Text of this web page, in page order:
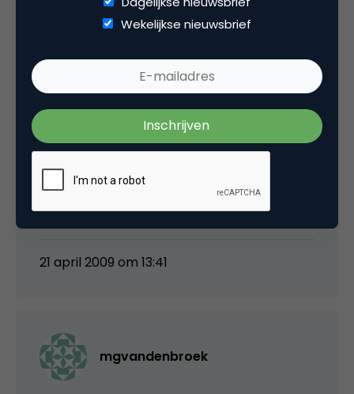
@Dorter: Misschien heb je wel gelijk en vraagt
het tigste non-nieuws over Twitter wel om
zinloze en zeer opzichtige commentspam.
@Redactie: misschien een mooi moment om
eens een week in te lassen zonder non-
nieuws berichtjes over twitter?
21 april 2009 om 13:41
mgvandenbroek
Wekelijkse nieuwsbrief